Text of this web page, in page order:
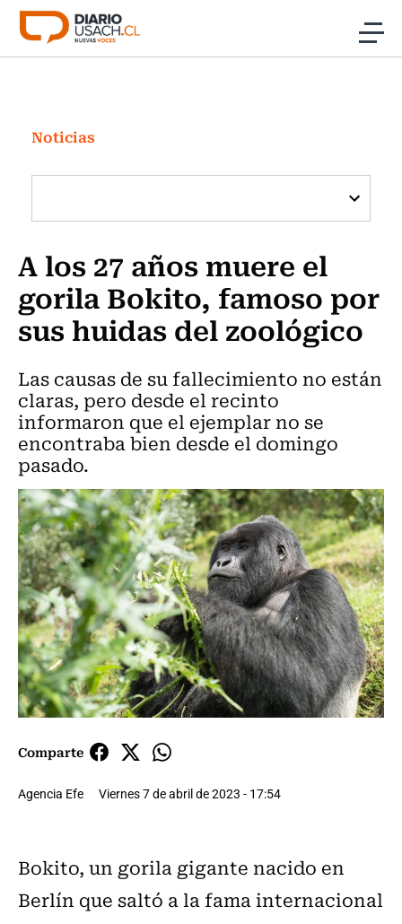
Click acá para ir directamente al contenido
Investigación
Cultura
Programas Radio y TV Usach
Noticias
A los 27 años muere el
gorila Bokito, famoso por
sus huidas del zoológico
Las causas de su fallecimiento no están
claras, pero desde el recinto
informaron que el ejemplar no se
encontraba bien desde el domingo
pasado.
Comparte
Agencia Efe Viernes 7 de abril de 2023 - 17:54
Bokito, un gorila gigante nacido en
Berlín que saltó a la fama internacional